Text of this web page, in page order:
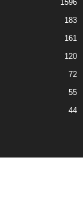
1596
183
161
120
72
55
44